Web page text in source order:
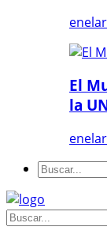
El
la